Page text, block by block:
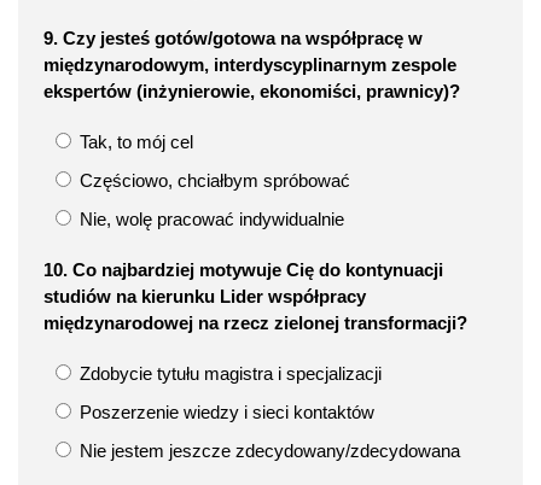
9. Czy jesteś gotów/gotowa na współpracę w
międzynarodowym, interdyscyplinarnym zespole
ekspertów (inżynierowie, ekonomiści, prawnicy)?
Tak, to mój cel
Częściowo, chciałbym spróbować
Nie, wolę pracować indywidualnie
10. Co najbardziej motywuje Cię do kontynuacji
studiów na kierunku Lider współpracy
międzynarodowej na rzecz zielonej transformacji?
Zdobycie tytułu magistra i specjalizacji
Poszerzenie wiedzy i sieci kontaktów
Nie jestem jeszcze zdecydowany/zdecydowana